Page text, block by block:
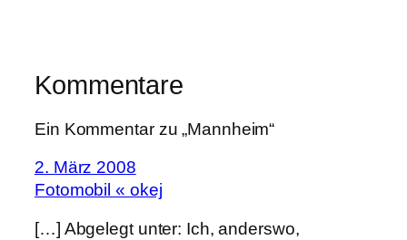
Kommentare
Ein Kommentar zu „Mannheim“
2. März 2008
Fotomobil « okej
[…] Abgelegt unter: Ich, anderswo,